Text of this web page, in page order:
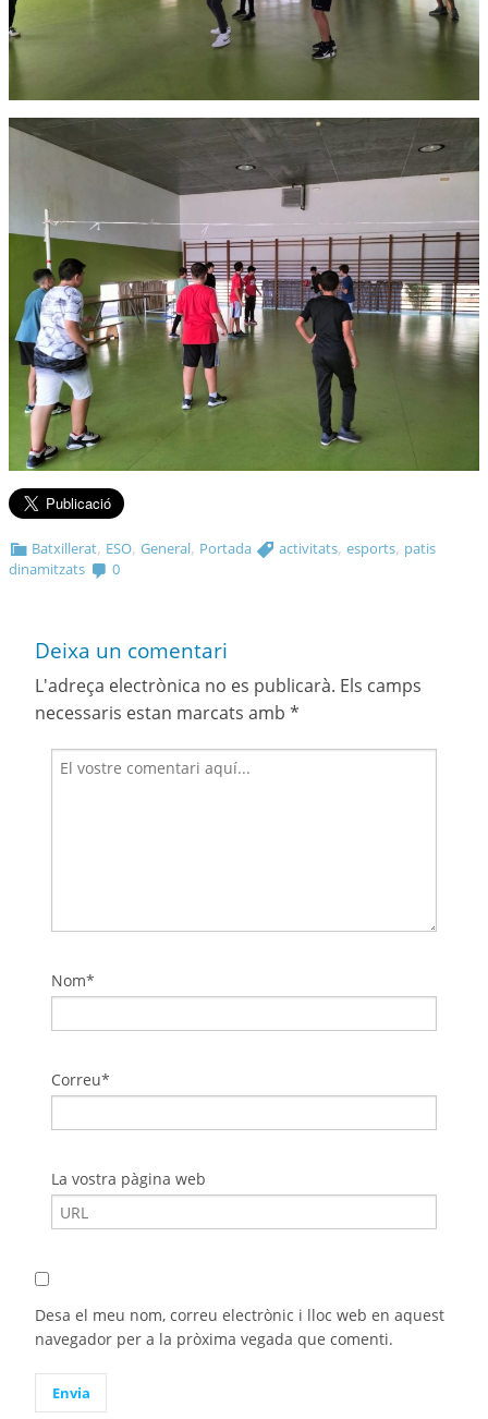
Batxillerat, ESO,General, Portada activitats,esports, patis
dinamitzats
0
Deixa un comentari
L'adreça electrònica no es publicarà. Els camps
necessaris estan marcats amb *
Nom*
Correu*
La vostra pàgina web
Desa el meu nom, correu electrònic i lloc web en aquest
navegador per a la pròxima vegada que comenti.